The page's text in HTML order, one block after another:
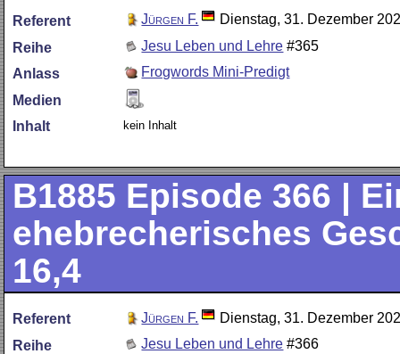
Referent Jürgen F.
Dienstag, 31. Dezember
Reihe
Jesu Leben und Lehre #365
Anlass
Frogwords Mini-Predigt
Medien
Inhalt
kein Inhalt
B1885 Episode 366 |
ehebrecherisches
16,4
Referent Jürgen F.
Dienstag, 31. Dezember
Reihe
Jesu Leben und Lehre #366